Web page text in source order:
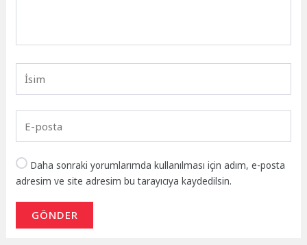
Daha sonraki yorumlarımda kullanılması için adım, e-posta
adresim ve site adresim bu tarayıcıya kaydedilsin.
GÖNDER